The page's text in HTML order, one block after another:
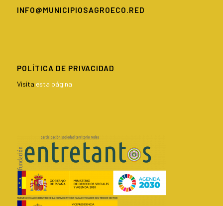
INFO@MUNICIPIOSAGROECO.RED
POLÍTICA DE PRIVACIDAD
Visita esta página